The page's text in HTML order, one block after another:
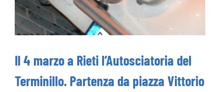
Il 4 marzo a Rieti l’Autosciatoria del
Terminillo. Partenza da piazza Vittorio